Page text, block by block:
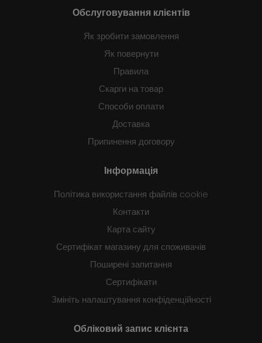
Обслуговування клієнтів
Як зробити замовлення
Як повернути
Правила
Скарги на товар
Способи оплати
Доставка
Припинення договору
Інформація
Політика використання файлів cookie
Контакти
Карта сайту
Сертифікат магазину для споживачів
Поширені запитання
Сертифікати
Змініть налаштування конфіденційності
Обліковий запис клієнта